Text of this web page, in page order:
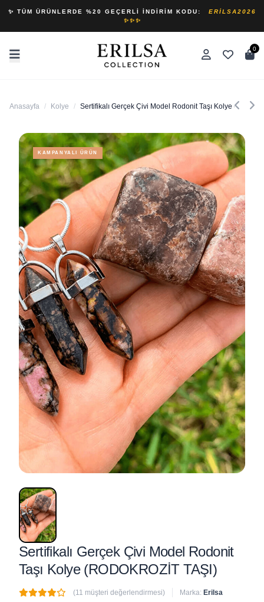
✨ TÜM ÜRÜNLERDE %20 GEÇERLI İNDIRIM KODU:
ERILSA2026
✨✨✨
0
Anasayfa / Kolye / Sertifikalı Gerçek Çivi Model Rodonit Taşı Kolye
KAMPANYALI ÜRÜN
Sertifikalı Gerçek Çivi Model Rodonit
Taşı Kolye (RODOKROZİT TAŞI)
(11 müşteri değerlendirmesi) Marka: Erilsa